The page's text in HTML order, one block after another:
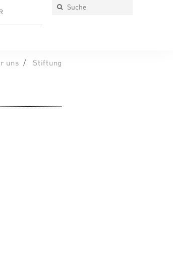
uns Stiftung